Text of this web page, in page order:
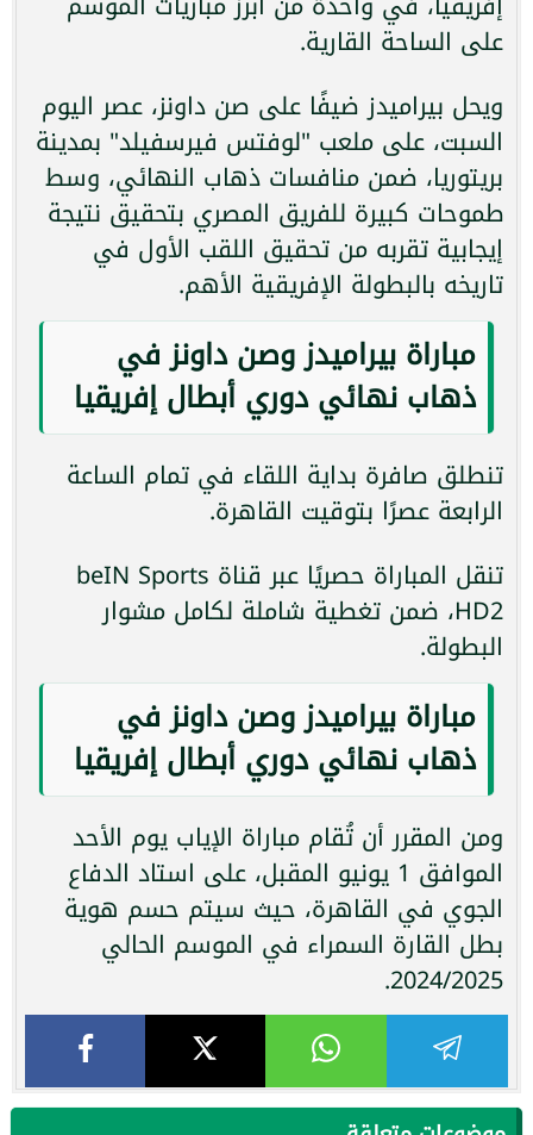
على الساحة القارية.
ويحل بيراميدز ضيفًا على صن داونز، عصر اليوم
السبت، على ملعب "لوفتس فيرسفيلد" بمدينة
بريتوريا، ضمن منافسات ذهاب النهائي، وسط
طموحات كبيرة للفريق المصري بتحقيق نتيجة
إيجابية تقربه من تحقيق اللقب الأول في
تاريخه بالبطولة الإفريقية الأهم.
مباراة بيراميدز وصن داونز في
ذهاب نهائي دوري أبطال إفريقيا
تنطلق صافرة بداية اللقاء في تمام الساعة
الرابعة عصرًا بتوقيت القاهرة.
تنقل المباراة حصريًا عبر قناة beIN Sports
HD2، ضمن تغطية شاملة لكامل مشوار
البطولة.
مباراة بيراميدز وصن داونز في
ذهاب نهائي دوري أبطال إفريقيا
ومن المقرر أن تُقام مباراة الإياب يوم الأحد
الموافق 1 يونيو المقبل، على استاد الدفاع
الجوي في القاهرة، حيث سيتم حسم هوية
بطل القارة السمراء في الموسم الحالي
2024/2025.